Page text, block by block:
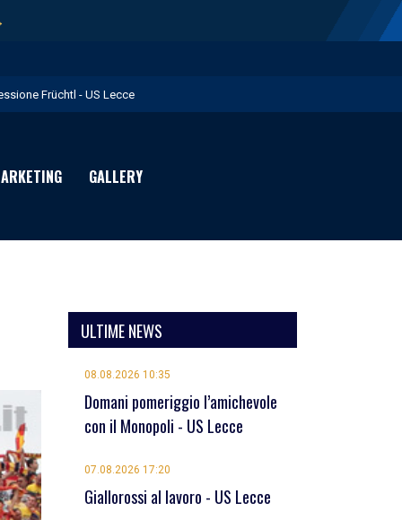
Früchtl - US Lecce
di maglia per la Stagione Sportiva 2026/27 - US Lecce
al lavoro - US Lecce
GALLERY
ULTIME NEWS
08.08.2026 10:35
Domani pomeriggio l’amichevole
con il Monopoli - US Lecce
07.08.2026 17:20
Giallorossi al lavoro - US Lecce